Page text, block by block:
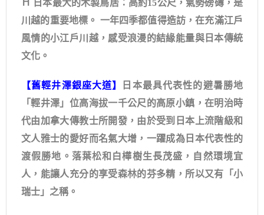
⛩️ 日本最大的木製鳥居：高約15公尺，氣勢磅礡，是
川越的重要地標。 一年四季都值得造訪，在充滿江戶
風情的小江戶川越，感受浪漫的結緣能量與日本傳統
文化。
【舊輕井澤銀座大道】
日本最具代表性的避暑勝地
「輕井澤」位高海拔一千公尺的高原小鎮，在明治時
代由加拿大傳教士所開發，由於受到日本上流階級和
文人雅士的愛好而名氣大增，一躍成為日本代表性的
渡假勝地。落葉松和白樺樹生長茂盛，自然環境宜
人，能讓人充分的享受森林的芬多精，所以又有「小
瑞士」之稱。